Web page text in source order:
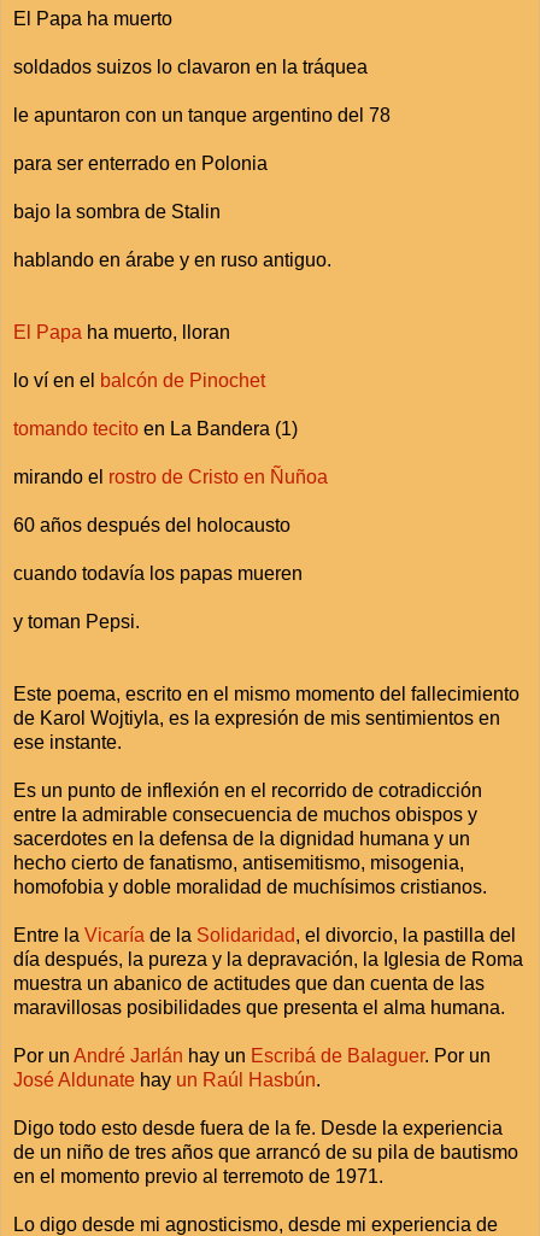
El Papa ha muerto
soldados suizos lo clavaron en la tráquea
le apuntaron con un tanque argentino del 78
para ser enterrado en Polonia
bajo la sombra de Stalin
hablando en árabe y en ruso antiguo.
El Papa ha muerto, lloran
lo ví en el balcón de Pinochet
tomando tecito en La Bandera (1)
mirando el rostro de Cristo en Ñuñoa
60 años después del holocausto
cuando todavía los papas mueren
y toman Pepsi.
Este poema, escrito en el mismo momento del fallecimiento
de Karol Wojtiyla, es la expresión de mis sentimientos en
ese instante.
Es un punto de inflexión en el recorrido de cotradicción
entre la admirable consecuencia de muchos obispos y
sacerdotes en la defensa de la dignidad humana y un
hecho cierto de fanatismo, antisemitismo, misogenia,
homofobia y doble moralidad de muchísimos cristianos.
Entre la Vicaría de la Solidaridad, el divorcio, la pastilla del
día después, la pureza y la depravación, la Iglesia de Roma
muestra un abanico de actitudes que dan cuenta de las
maravillosas posibilidades que presenta el alma humana.
Por un André Jarlán hay un Escribá de Balaguer. Por un
José Aldunate hay un Raúl Hasbún.
Digo todo esto desde fuera de la fe. Desde la experiencia
de un niño de tres años que arrancó de su pila de bautismo
en el momento previo al terremoto de 1971.
Lo digo desde mi agnosticismo, desde mi experiencia de